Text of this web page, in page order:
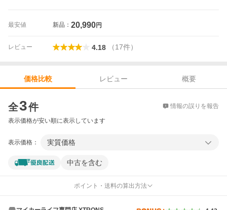
最安値 新品： 20,990円
レビュー 4.18 （17件）
価格比較 レビュー
概要
全3件 情報の誤りを報告
表示価格が安い順に表示しています
表示価格： 実質価格
中古を含む
ポイント・送料の算出方法